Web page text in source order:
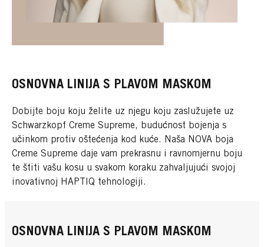
OSNOVNA LINIJA S PLAVOM MASKOM
Dobijte boju koju želite uz njegu koju zaslužujete uz
Schwarzkopf Creme Supreme, budućnost bojenja s
učinkom protiv oštećenja kod kuće. Naša NOVA boja
Creme Supreme daje vam prekrasnu i ravnomjernu boju
te štiti vašu kosu u svakom koraku zahvaljujući svojoj
inovativnoj HAPTIQ tehnologiji.
OSNOVNA LINIJA S PLAVOM MASKOM